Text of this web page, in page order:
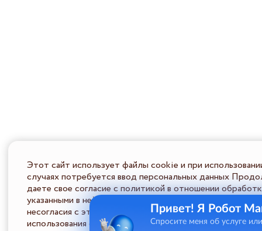
Этот сайт использует файлы cookie и при
случаях потребуется ввод персональных данных
даете свое согласие с политикой в отношении
указанными в ней условиями обработки персональной
несогласия с этими условиями Пользователь должен
использования сайта.
Привет! Я Робот
Спросите меня об услуге